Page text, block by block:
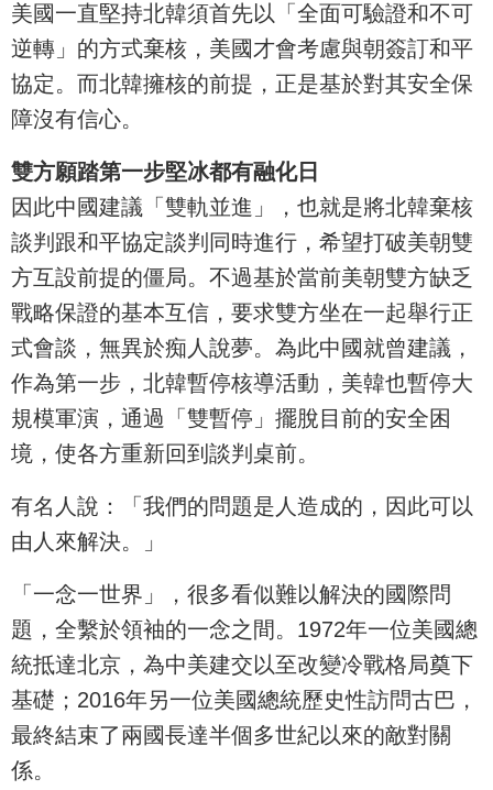
美國一直堅持北韓須首先以「全面可驗證和不可
逆轉」的方式棄核，美國才會考慮與朝簽訂和平
協定。而北韓擁核的前提，正是基於對其安全保
障沒有信心。
雙方願踏第一步堅冰都有融化日
因此中國建議「雙軌並進」，也就是將北韓棄核
談判跟和平協定談判同時進行，希望打破美朝雙
方互設前提的僵局。不過基於當前美朝雙方缺乏
戰略保證的基本互信，要求雙方坐在一起舉行正
式會談，無異於痴人說夢。為此中國就曾建議，
作為第一步，北韓暫停核導活動，美韓也暫停大
規模軍演，通過「雙暫停」擺脫目前的安全困
境，使各方重新回到談判桌前。
有名人說：「我們的問題是人造成的，因此可以
由人來解決。」
「一念一世界」，很多看似難以解決的國際問
題，全繫於領袖的一念之間。1972年一位美國總
統抵達北京，為中美建交以至改變冷戰格局奠下
基礎；2016年另一位美國總統歷史性訪問古巴，
最終結束了兩國長達半個多世紀以來的敵對關
係。